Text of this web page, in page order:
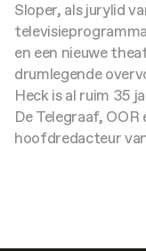
Sloper, als jurylid
en een nieuwe
drumlegende
Heck is al ruim 35
De Telegraaf,
hoofdredacteur